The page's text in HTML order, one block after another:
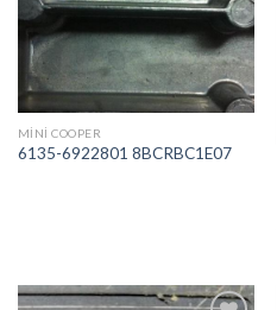
MINI COOPER
6135-6922801 8BCRBC1E07